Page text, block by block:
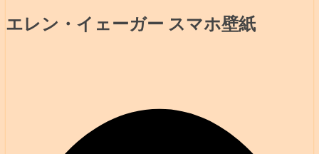
エレン・イェーガー スマホ壁紙